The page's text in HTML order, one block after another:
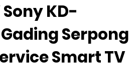
KD-
Serpong
Smart TV